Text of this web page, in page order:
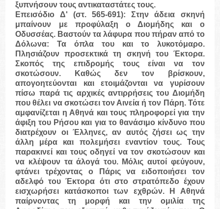
ξυπνήσουν τους αντικαταστάτες τους.
Επεισόδιο Δ' (στ. 565-691): Στην άδεια σκηνή
μπαίνουν με προφύλαξη ο Διομήδης και ο
Οδυσσέας. Βαστούν τα λάφυρα που πήραν από το
Δόλωνα: Τα όπλα του και το λυκοτόμαρο.
Πλησιάζουν προσεκτικά τη σκηνή του Έκτορα.
Σκοπός της επιδρομής τους είναι να τον
σκοτώσουν. Καθώς δεν τον βρίσκουν,
απογοητεύονται και ετοιμάζονται να γυρίσουν
πίσω παρά τις αρχικές αντιρρήσεις του Διομήδη
που θέλει να σκοτώσει τον Αινεία ή τον Πάρη. Τότε
αμφανίζεται η Αθηνά και τους πληροφορεί για την
άφιξη του Ρήσου και για το θανάσιμο κίνδυνο που
διατρέχουν οι Έλληνες, αν αυτός ζήσει ως την
άλλη μέρα και πολεμήσει εναντίον τους. Τους
παρακινεί και τους οδηγεί να τον σκοτώσουν και
να κλέψουν τα άλογά του. Μόλις αυτοί φεύγουν,
φτάνει τρέχοντας ο Πάρις να ειδοποιήσει τον
αδελφό του Έκτορα ότι στο στρατόπεδο έχουν
εισχωρήσει κατάσκοποι των εχθρών. Η Αθηνά
παίρνοντας τη μορφή και την ομιλία της